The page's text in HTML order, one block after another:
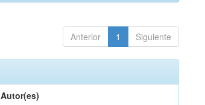
Anterior 1 Siguiente
Autor(es)